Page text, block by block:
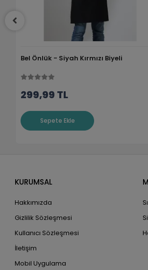
Bel Önlük - Siyah Kırmızı Biyeli
299,99 TL
Sepete Ekle
KURUMSAL
Hakkımızda
Gizlilik Sözleşmesi
Kullanıcı Sözleşmesi
İletişim
Mobil Uygulama